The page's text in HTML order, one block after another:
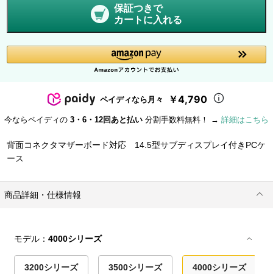
保証つきで
カートに入れる
ペイディなら月々 ￥4,790
今ならペイディの 3・6・12回あと払い 分割手数料無料！ → 詳細はこちら
背面コネクタマザーボード対応 14.5型サブディスプレイ付きPCケ
ース
商品詳細・仕様情報
モデル：4000シリーズ
3200シリーズ 3500シリーズ 4000シリーズ